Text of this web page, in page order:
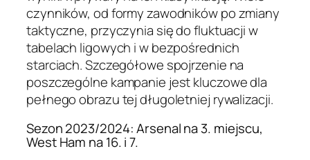
czynników, od formy zawodników po zmiany
taktyczne, przyczynia się do fluktuacji w
tabelach ligowych i w bezpośrednich
starciach. Szczegółowe spojrzenie na
poszczególne kampanie jest kluczowe dla
pełnego obrazu tej długoletniej rywalizacji.
Sezon 2023/2024: Arsenal na 3. miejscu,
West Ham na 16. i 7.